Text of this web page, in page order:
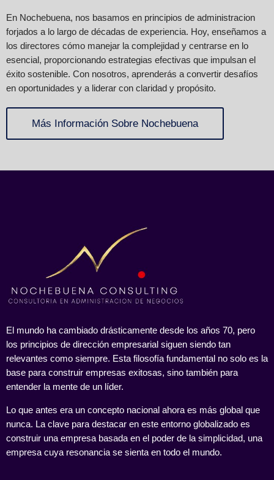
En Nochebuena, nos basamos en principios de administracion
forjados a lo largo de décadas de experiencia. Hoy, enseñamos a
los directores cómo manejar la complejidad y centrarse en lo
esencial, proporcionando estrategias efectivas que impulsan el
éxito sostenible. Con nosotros, aprenderás a convertir desafíos
en oportunidades y a liderar con claridad y propósito.
Más Información Sobre Nochebuena
El mundo ha cambiado drásticamente desde los años 70, pero
los principios de dirección empresarial siguen siendo tan
relevantes como siempre. Esta filosofía fundamental no solo es la
base para construir empresas exitosas, sino también para
entender la mente de un líder.
Lo que antes era un concepto nacional ahora es más global que
nunca. La clave para destacar en este entorno globalizado es
construir una empresa basada en el poder de la simplicidad, una
empresa cuya resonancia se sienta en todo el mundo.